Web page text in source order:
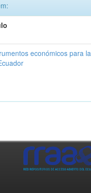
económicos para